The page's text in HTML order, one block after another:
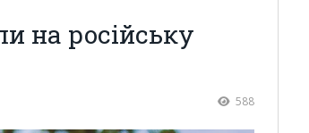
на російську
588